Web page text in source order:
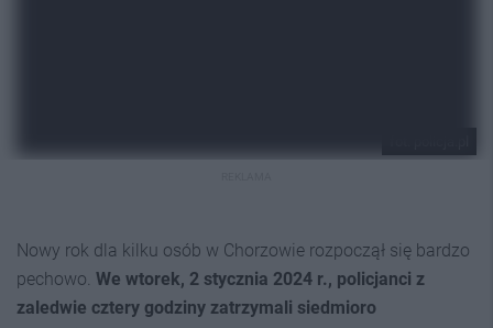
Nowy rok dla kilku osób w Chorzowie rozpoczął się bardzo
pechowo. We wtorek, 2 stycznia 2024 r., policjanci z
zaledwie cztery godziny zatrzymali siedmioro